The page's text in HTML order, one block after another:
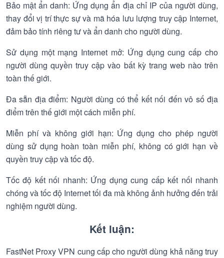
Bảo mật ẩn danh: Ứng dụng ẩn địa chỉ IP của người dùng,
thay đổi vị trí thực sự và mã hóa lưu lượng truy cập Internet,
đảm bảo tính riêng tư và ẩn danh cho người dùng.
Sử dụng một mạng Internet mở: Ứng dụng cung cấp cho
người dùng quyền truy cập vào bất kỳ trang web nào trên
toàn thế giới.
Đa sẵn địa điểm: Người dùng có thể kết nối đến vô số địa
điểm trên thế giới một cách miễn phí.
Miễn phí và không giới hạn: Ứng dụng cho phép người
dùng sử dụng hoàn toàn miễn phí, không có giới hạn về
quyền truy cập và tốc độ.
Tốc độ kết nối nhanh: Ứng dụng cung cấp kết nối nhanh
chóng và tốc độ Internet tối đa mà không ảnh hưởng đến trải
nghiệm người dùng.
Kết luận:
FastNet Proxy VPN cung cấp cho người dùng khả năng truy